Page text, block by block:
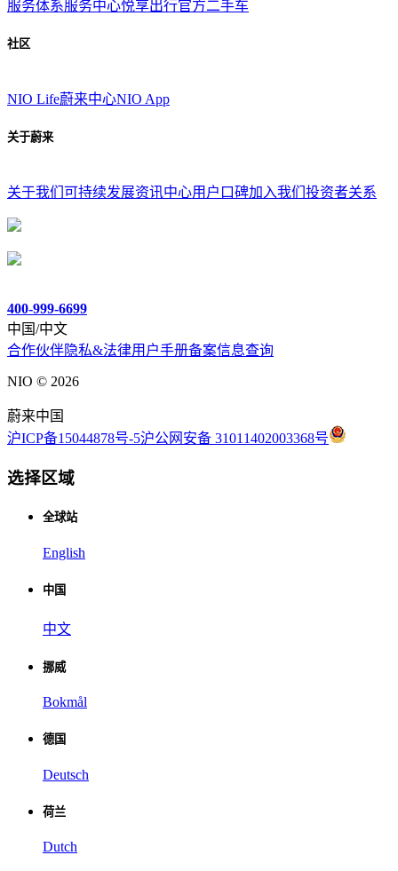
服务体系服务中心悦享出行官方二手车
社区
NIO Life蔚来中心NIO App
关于蔚来
关于我们 可持续发展资讯中心用户口碑加入我们 投资者关系
400-999-6699
中国/中文
合作伙伴隐私&法律用户手册备案信息查询
NIO © 2026
蔚来中国
沪ICP备15044878号-5沪公网安备 31011402003368号
选择区域
全球站
English
中国
中文
挪威
Bokmål
德国
Deutsch
荷兰
Dutch